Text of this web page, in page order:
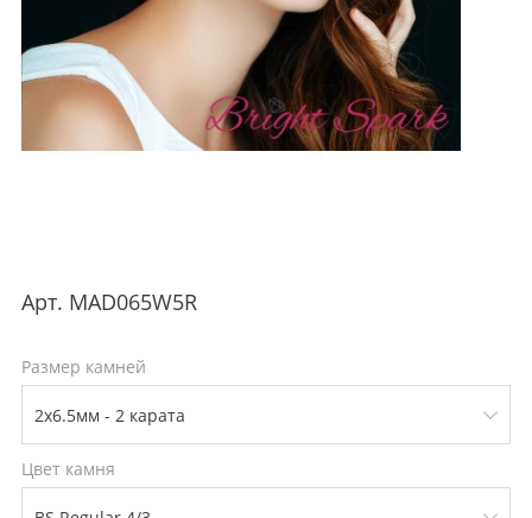
Арт. MAD065W5R
Размер камней
Цвет камня